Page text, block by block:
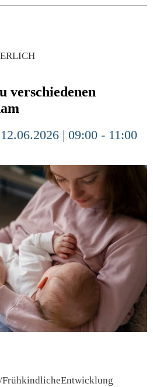
verschiedenen
| 09:00 - 11:00
FrühkindlicheEntwicklung